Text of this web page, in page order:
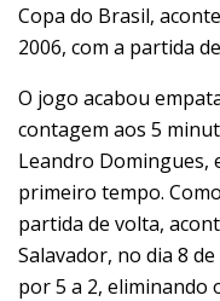
Copa do Brasil,
2006, com a partida
O jogo acabou
contagem aos 5
Leandro Domingues,
primeiro tempo.
partida de volta,
Salavador, no dia 8
por 5 a 2, eliminando